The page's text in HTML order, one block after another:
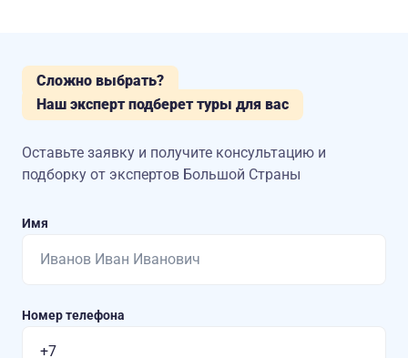
Сложно выбрать?
Наш эксперт подберет туры для вас
Оставьте заявку и получите консультацию и
подборку от экспертов Большой Страны
Имя
Номер телефона